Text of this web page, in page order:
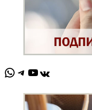
WhatsApp Telegram YouTube ВКонтакте